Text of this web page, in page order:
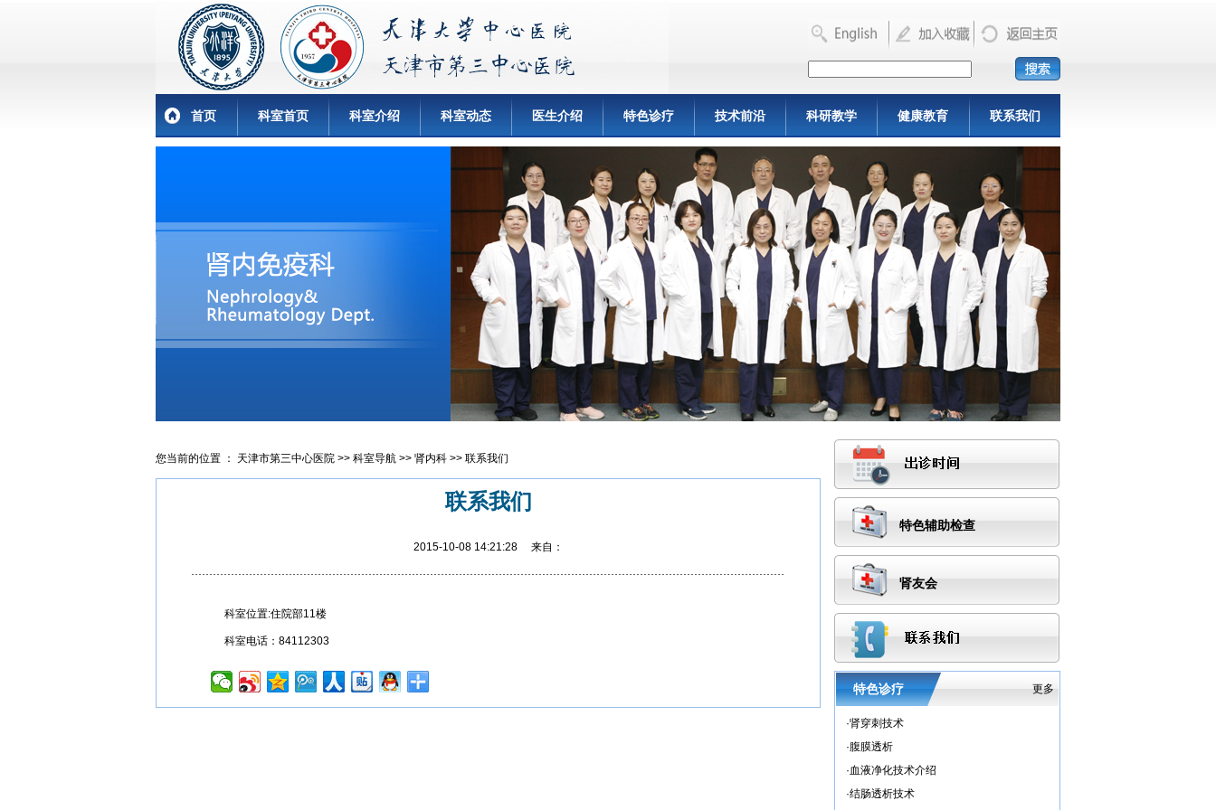
首页 科室首页 科室介绍 科室动态 医生介绍 特色诊疗 技术前沿 科研教学 健康教育 联系我们
您当前的位置 ： 天津市第三中心医院 >> 科室导航 >> 肾内科 >> 联系我们
联系我们
2015-10-08 14:21:28 来自：
科室位置:住院部11楼
科室电话：84112303
特色辅助检查
肾友会
特色诊疗 更多
·肾穿刺技术
·腹膜透析
·血液净化技术介绍
·结肠透析技术